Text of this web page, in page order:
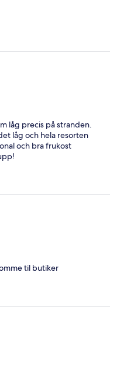
låg precis på stranden.
låg och hela resorten
och bra frukost
til butiker